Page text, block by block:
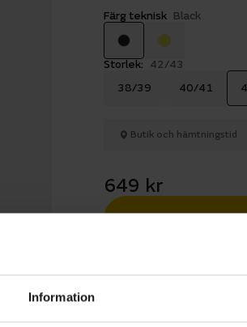
Information
Färg teknisk Black
Storlek: 42/43
38/39
40/41
Butik och hämtningstid
649 kr